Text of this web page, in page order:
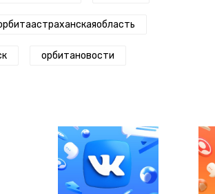
орбитановости